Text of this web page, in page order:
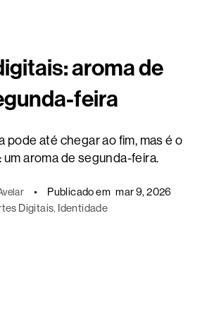
aroma de
feira
pode até chegar ao fim, mas é o
um aroma de segunda-feira.
Publicado em mar 9, 2026
Digitais, Identidade